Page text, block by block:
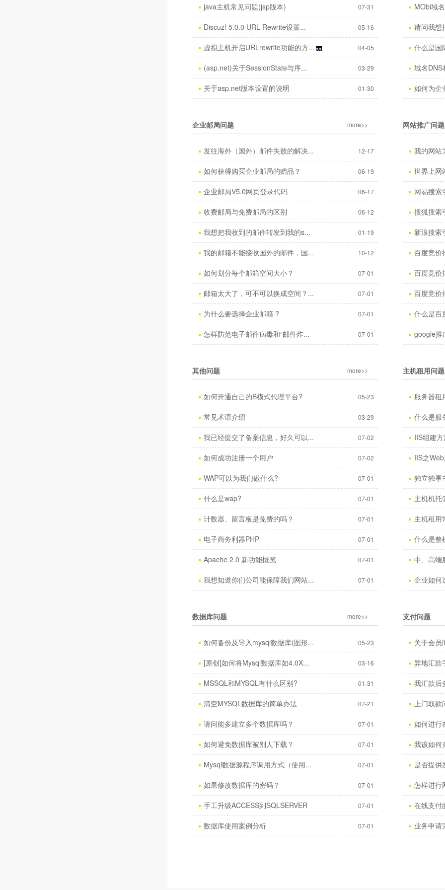
java主机常见问题(jsp版本) 07-31
Discuz! 5.0.0 URL Rewrite设置... 05-16
虚拟主机开启URLrewrite功能的方... 04-05
(asp.net)关于SessionState与序... 03-29
关于asp.net版本设置的说明 01-30
MObi域
请问我想
什么是国
域名DNS
如何为企
企业邮局问题 more>>
发往海外（国外）邮件失败的解决... 12-17
如何获得购买企业邮局的赠品？ 06-19
企业邮局V5.0网页登录代码 06-17
收费邮局与免费邮局的区别 06-12
我想把我收到的邮件转发到我的s... 01-19
我的邮箱不能接收国外的邮件，国... 10-12
如何划分每个邮箱空间大小？ 07-01
邮箱太大了，可不可以换成空间？... 07-01
为什么要选择企业邮箱 ? 07-01
怎样防范电子邮件病毒和“邮件炸... 07-01
网站推广问题
我的网站
世界上网
网易搜索
搜狐搜索
新浪搜索
百度竞价
百度竞价
百度竞价
什么是百
google推
其他问题 more>>
如何开通自己的B模式代理平台? 05-23
常见术语介绍 03-29
我已经提交了备案信息，好久可以... 07-02
如何成功注册一个用户 07-02
WAP可以为我们做什么? 07-01
什么是wap? 07-01
计数器、留言板是免费的吗？ 07-01
电子商务利器PHP 07-01
Apache 2.0 新功能概览 07-01
我想知道你们公司能保障我们网站... 07-01
主机租用问题
服务器租
什么是服
IIS组建
IIS之
独立独享
主机机托
主机租用
什么是整
中、高端
企业如何
数据库问题 more>>
如何备份及导入mysql数据库(图形... 05-23
[原创]如何将Mysql数据库如4.0X... 03-16
MSSQL和MYSQL有什么区别? 01-31
清空MYSQL数据库的简单办法 07-21
请问能多建立多个数据库吗？ 07-01
如何避免数据库被别人下载？ 07-01
Mysql数据源程序调用方式（使用... 07-01
如果修改数据库的密码？ 07-01
手工升级ACCESS到SQLSERVER 07-01
数据库使用案例分析 07-01
支付问题
关于会员
异地汇款
我汇款后
上门取款
如何进行
我该如何
是否提供
怎样进行
在线支付
业务申请